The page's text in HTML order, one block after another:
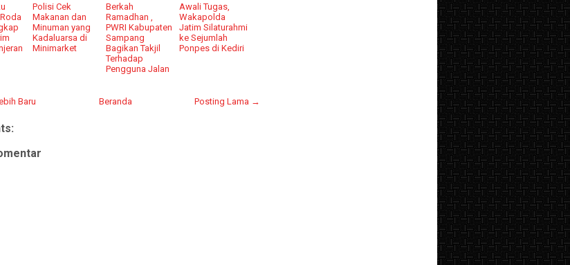
Polisi Cek
Makanan dan
Minuman yang
Kadaluarsa di
Minimarket
Berkah
Ramadhan ,
PWRI Kabupaten
Sampang
Bagikan Takjil
Terhadap
Pengguna Jalan
Awali Tugas,
Wakapolda
Jatim Silaturahmi
ke Sejumlah
Ponpes di Kediri
Baru Posting Lama →
Beranda